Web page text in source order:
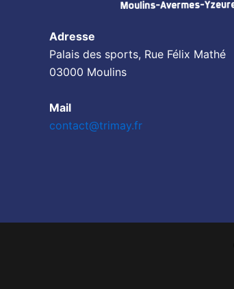
Adresse
Palais des sports, Rue Félix Mathé
03000 Moulins
Mail
contact@trimay.fr